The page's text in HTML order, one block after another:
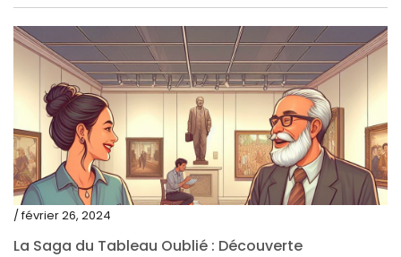
septembre 2021
août 2021
juillet 2021
juin 2021
mai 2021
avril 2021
mars 2021
/ février 26, 2024
La Saga du Tableau Oublié : Découverte